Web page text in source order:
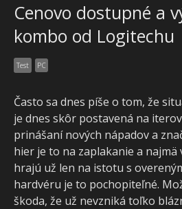
Cenovo dostupné a
kombo od Logitechu
Test PC
Často sa dnes píše o tom, že
je dnes skôr postavená na
prinášaní nových nápadov a
hier je to na zaplakanie a najmä
hrajú už len na istotu s
hardvéru je to pochopiteľné.
škoda, že už nevzniká toľko